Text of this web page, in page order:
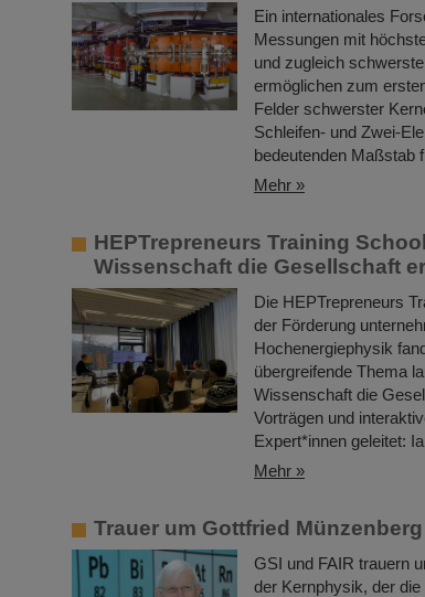
Ein internationales
Messungen mit
und zugleich
ermöglichen zum
Felder schwerster
Schleifen- und Zwei-
bedeutenden Maßstab
Mehr »
HEPTrepreneurs Training
Wissenschaft die Gesellschaft
Die HEPTrepreneurs
der Förderung
Hochenergiephysik
übergreifende Thema
Wissenschaft die
Vorträgen und
Expert*innen geleitet:
Mehr »
Trauer um Gottfried Münzenberg
GSI und FAIR trauern
der Kernphysik, der